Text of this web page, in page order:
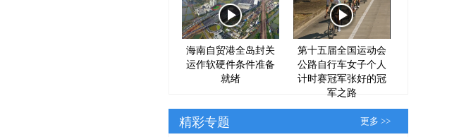
海南自贸港全岛封关
运作软硬件条件准备
就绪
第十五届全国运动会
公路自行车女子个人
计时赛冠军张好的冠
军之路
精彩专题 更多 >>